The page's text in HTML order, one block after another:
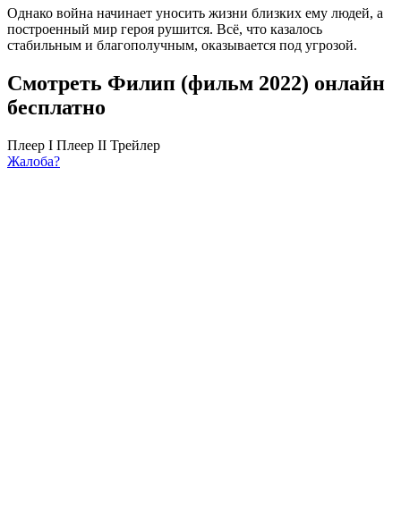
Однако война начинает уносить жизни близких ему людей, а
построенный мир героя рушится. Всё, что казалось
стабильным и благополучным, оказывается под угрозой.
Смотреть Филип (фильм 2022) онлайн
бесплатно
Плеер I Плеер II Трейлер
Жалоба?